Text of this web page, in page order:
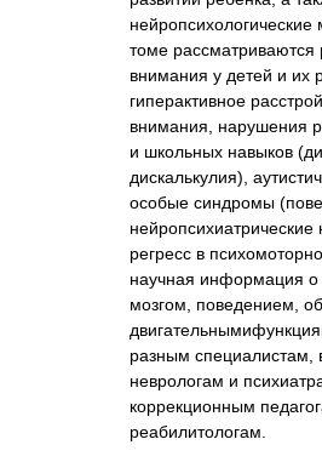
томе рассматриваются
внимания у детей и их
гиперактивное
внимания, нарушения
и школьных навыков
дискалькулия),
особые синдромы
регресс в
научная информация о
мозгом, поведением,
разным специалистам,
неврологам и
коррекционным
реабилитологам.